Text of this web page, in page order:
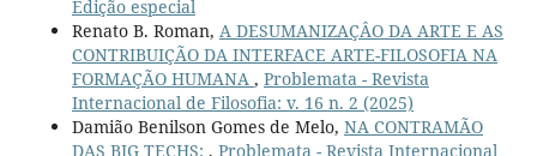
Edição especial
Renato B. Roman, A DESUMANIZAÇÂO DA ARTE E AS
CONTRIBUIÇÃO DA INTERFACE ARTE-FILOSOFIA NA
FORMAÇÃO HUMANA , Problemata - Revista
Internacional de Filosofia: v. 16 n. 2 (2025)
Damião Benilson Gomes de Melo, NA CONTRAMÃO
DAS BIG TECHS: , Problemata - Revista Internacional